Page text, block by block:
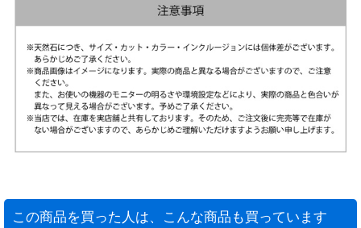
この商品を買った人は、こんな商品も買っています